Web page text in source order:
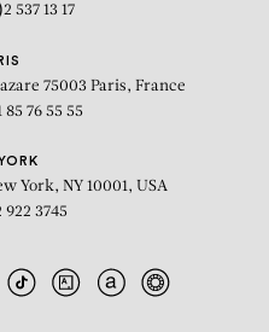
cul
537 13 17
75003 Paris, France
85 76 55 55
York, NY 10001, USA
922 3745